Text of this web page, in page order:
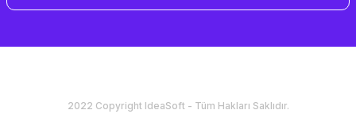
2022 Copyright IdeaSoft - Tüm Hakları Saklıdır.